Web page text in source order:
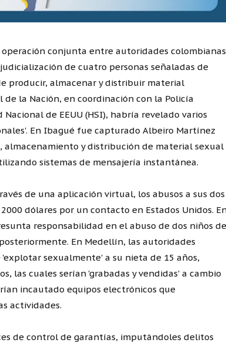
conjunta entre autoridades colombianas
de cuatro personas señaladas de
producir, almacenar y distribuir material
la Nación, en coordinación con la Policía
de EEUU (HSI), habría revelado varios
En Ibagué fue capturado Albeiro Martínez
y distribución de material sexual
sistemas de mensajería instantánea.
de una aplicación virtual, los abusos a sus dos
dólares por un contacto en Estados Unidos.
responsabilidad en el abuso de dos niños de
En Medellín, las autoridades
sexualmente' a su nieta de 15 años,
las cuales serían 'grabadas y vendidas' a cambio
incautado equipos electrónicos que
actividades.
de control de garantías, imputándoles delitos